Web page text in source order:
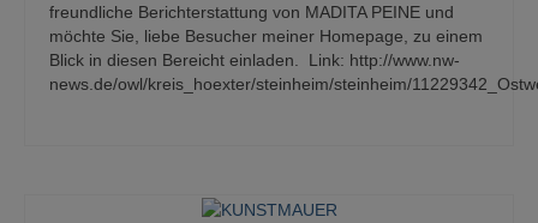
freundliche Berichterstattung von MADITA PEINE und
möchte Sie, liebe Besucher meiner Homepage, zu einem
Blick in diesen Bereicht einladen. Link: http://www.nw-
news.de/owl/kreis_hoexter/steinheim/steinheim/